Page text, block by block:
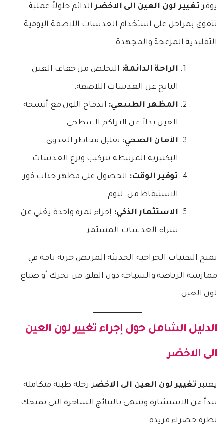
يوفر تغيير لون العين الى الاخضرالدائم حلولاً عملية
تتفوق بمراحل على استخدام العدسات اللاصقة اليومية
التقليدية المزعجة والمجهدة.
الراحة الدائمة: التخلص من جفاف العين
الناتج عن العدسات اللاصقة.
المظهر الطبيعي: اندماج اللون مع أنسجة
العين بدلاً من التراكم السطحي.
الأمان الصحي: تقليل مخاطر العدوى
البكتيرية المرتبطة بتركيب ونزع العدسات.
توفير الوقت: الحصول على مظهر جذاب فور
الاستيقاظ من النوم.
الاستثمار الذكي: إجراء لمرة واحدة يغني عن
شراء العدسات المستمر.
تمنح التقنيات الجراحية الحديثة المريض حرية تامة في
ممارسة الرياضة والسباحة دون القلق من تحرك أو ضياع
لون العين.
الدليل الشامل حول إجراء تغيير لون العين
الى الاخضر
يعتبر تغيير لون العين الى الاخضررحلة طبية متكاملة
تبدأ من الاستشارة وتنتهي بالنتائج الساحرة التي تمنحك
نظرة خضراء فريدة.